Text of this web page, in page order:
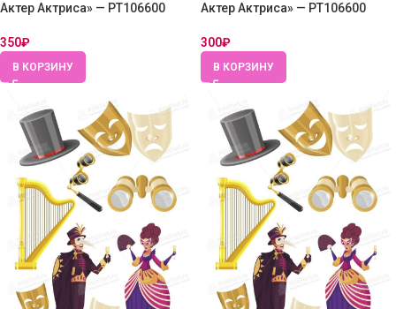
Актер Актриса» — PT106600
350₽
В КОРЗИНУ
Актер Актриса» — PT106600
300₽
В КОРЗИНУ